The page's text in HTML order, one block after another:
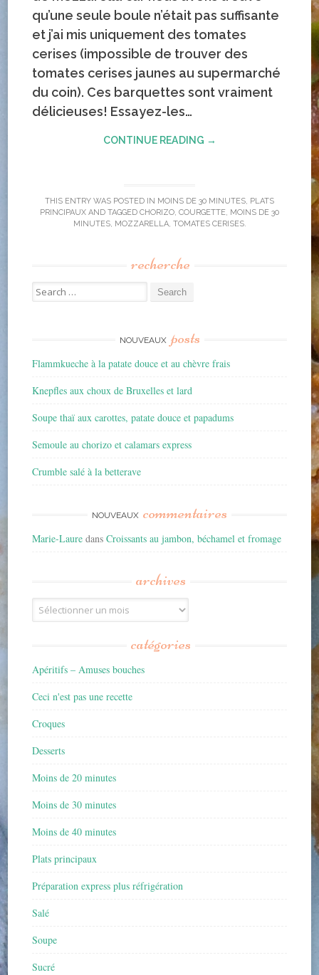
qu’une seule boule n’était pas suffisante
et j’ai mis uniquement des tomates
cerises (impossible de trouver des
tomates cerises jaunes au supermarché
du coin). Ces barquettes sont vraiment
délicieuses! Essayez-les…
CONTINUE READING →
THIS ENTRY WAS POSTED IN MOINS DE 30 MINUTES, PLATS
PRINCIPAUX AND TAGGED CHORIZO, COURGETTE, MOINS DE 30
MINUTES, MOZZARELLA, TOMATES CERISES.
recherche
Search for:
NOUVEAUX posts
Flammkueche à la patate douce et au chèvre frais
Knepfles aux choux de Bruxelles et lard
Soupe thaï aux carottes, patate douce et papadums
Semoule au chorizo et calamars express
Crumble salé à la betterave
NOUVEAUX commentaires
Marie-Laure dansCroissants au jambon, béchamel et fromage
archives
Archives
catégories
Apéritifs – Amuses bouches
Ceci n'est pas une recette
Croques
Desserts
Moins de 20 minutes
Moins de 30 minutes
Moins de 40 minutes
Plats principaux
Préparation express plus réfrigération
Salé
Soupe
Sucré